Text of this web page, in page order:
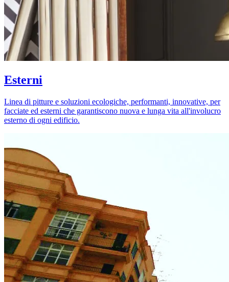
Esterni
Linea di pitture e soluzioni ecologiche, performanti, innovative, per
facciate ed esterni che garantiscono nuova e lunga vita all'involucro
esterno di ogni edificio.